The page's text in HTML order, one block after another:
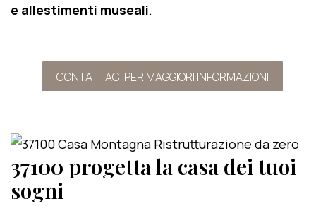
e allestimenti museali.
CONTATTACI PER MAGGIORI INFORMAZIONI
37100 progetta la casa dei tuoi
sogni